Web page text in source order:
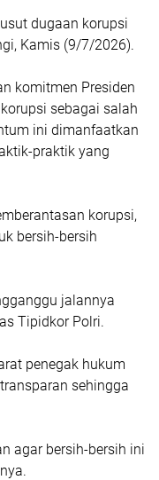
dugaan korupsi
Kamis (9/7/2026).
komitmen Presiden
sebagai salah
ini dimanfaatkan
praktik yang
korupsi,
bersih-bersih
jalannya
Tipidkor Polri.
penegak hukum
sehingga
agar bersih-bersih ini